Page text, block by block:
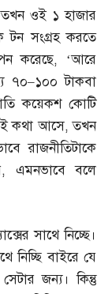
ওই ১ হাজার
টন সংগ্রহ করতে
করেছে, ‘আরে
৭০–১০০ টাকবা
কয়েকশ কোটি
কথা আসে,তখন
রাজনীতিটাকে
, এমনভাবে বলে
সাথে নিচ্ছে।
নিচ্ছি বাইরে যে
জন্য। কিন্তু